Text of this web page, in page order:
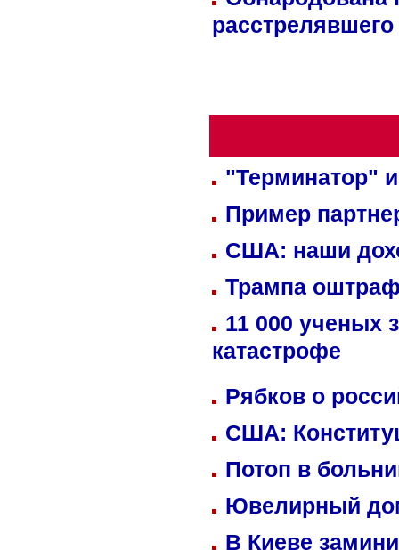
"Терминатор"
Пример
США: наши
Трампа
11 000 ученых
катастрофе
Рябков о
США:
Потоп в
Ювелирный
В Киеве